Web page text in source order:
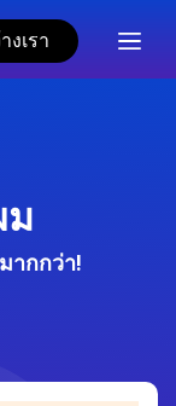
งเรา
ม
ากกว่า!